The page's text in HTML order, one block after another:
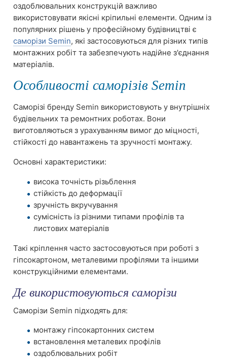
оздоблювальних конструкцій важливо
використовувати якісні кріпильні елементи. Одним із
популярних рішень у професійному будівництві є
саморізи Semin, які застосовуються для різних типів
монтажних робіт та забезпечують надійне з'єднання
матеріалів.
Особливості саморізів Semin
Саморізі бренду Semin використовують у внутрішніх
будівельних та ремонтних роботах. Вони
виготовляються з урахуванням вимог до міцності,
стійкості до навантажень та зручності монтажу.
Основні характеристики:
висока точність різьблення
стійкість до деформації
зручність вкручування
сумісність із різними типами профілів та
листових матеріалів
Такі кріплення часто застосовуються при роботі з
гіпсокартоном, металевими профілями та іншими
конструкційними елементами.
Де використовуються саморізи
Саморізи Semin підходять для:
монтажу гіпсокартонних систем
встановлення металевих профілів
оздоблювальних робіт